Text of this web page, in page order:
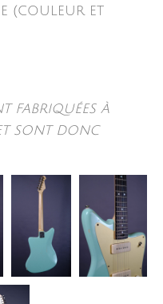
(couleur et
fabriquées à
sont donc